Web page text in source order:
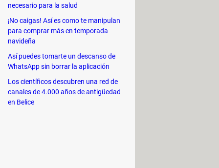
tu juego instalando
niños y más.
mejoras al juego y personalizar
disponibles para Los Sims 4,
Sims 4 > Mods
descomprimas y pégalo tal como
lista de los mejores mods que
necesario para la salud
¡No caigas! Así es como te manipulan
para comprar más en temporada
navideña
Así puedes tomarte un descanso de
WhatsApp sin borrar la aplicación
Los científicos descubren una red de
canales de 4.000 años de antigüedad
en Belice